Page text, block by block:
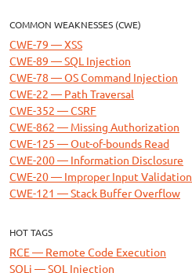
COMMON WEAKNESSES (CWE)
CWE-79 — XSS
CWE-89 — SQL Injection
CWE-78 — OS Command Injection
CWE-22 — Path Traversal
CWE-352 — CSRF
CWE-862 — Missing Authorization
CWE-125 — Out-of-bounds Read
CWE-200 — Information Disclosure
CWE-20 — Improper Input Validation
CWE-121 — Stack Buffer Overflow
HOT TAGS
RCE — Remote Code Execution
SQLi — SQL Injection